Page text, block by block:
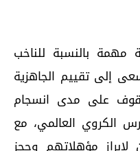
بالنسبة للناخب
إلى تقييم الجاهزية
على مدى انسجام
الكروي العالمي، مع
لإبراز مؤهلاتهم وحجز